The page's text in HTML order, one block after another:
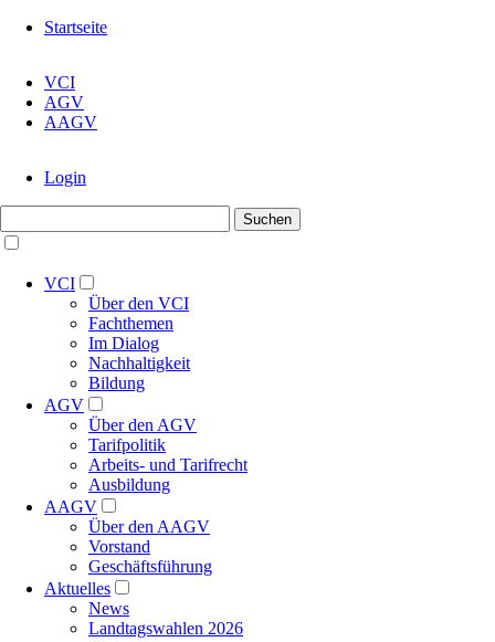
überspringen
Startseite
überspringen
VCI
AGV
AAGV
überspringen
Login
Suchen
Navigation
VCI
Über den VCI
Fachthemen
Im Dialog
Nachhaltigkeit
Bildung
AGV
Über den AGV
Tarifpolitik
Arbeits- und Tarifrecht
Ausbildung
AAGV
Über den AAGV
Vorstand
Geschäftsführung
Aktuelles
News
Landtagswahlen 2026